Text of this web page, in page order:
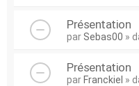
Présentation
par Sebas00 »
Présentation
par Franckiel »